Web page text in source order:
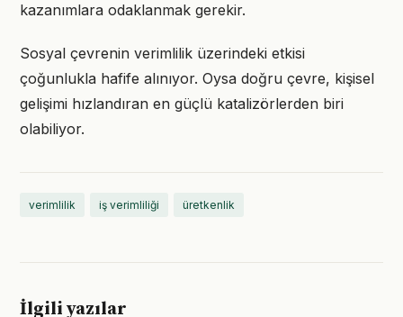
kazanımlara odaklanmak gerekir.
Sosyal çevrenin verimlilik üzerindeki etkisi
çoğunlukla hafife alınıyor. Oysa doğru çevre, kişisel
gelişimi hızlandıran en güçlü katalizörlerden biri
olabiliyor.
verimlilik iş verimliliği üretkenlik
İlgili yazılar